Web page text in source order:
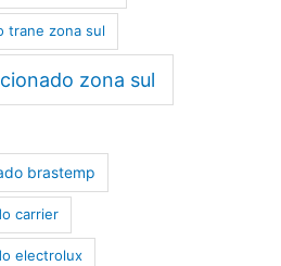
trane zona sul
zona sul
brastemp
carrier
electrolux